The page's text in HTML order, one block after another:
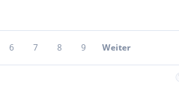
6 7 8 9 Weiter